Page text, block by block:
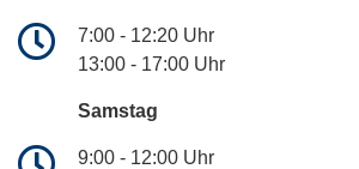
7:00 - 12:20 Uhr
13:00 - 17:00 Uhr
Samstag
9:00 - 12:00 Uhr